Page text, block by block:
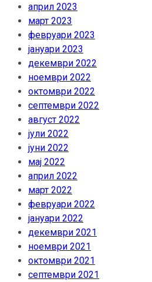
април 2023
март 2023
февруари 2023
јануари 2023
декември 2022
ноември 2022
октомври 2022
септември 2022
август 2022
јули 2022
јуни 2022
мај 2022
април 2022
март 2022
февруари 2022
јануари 2022
декември 2021
ноември 2021
октомври 2021
септември 2021